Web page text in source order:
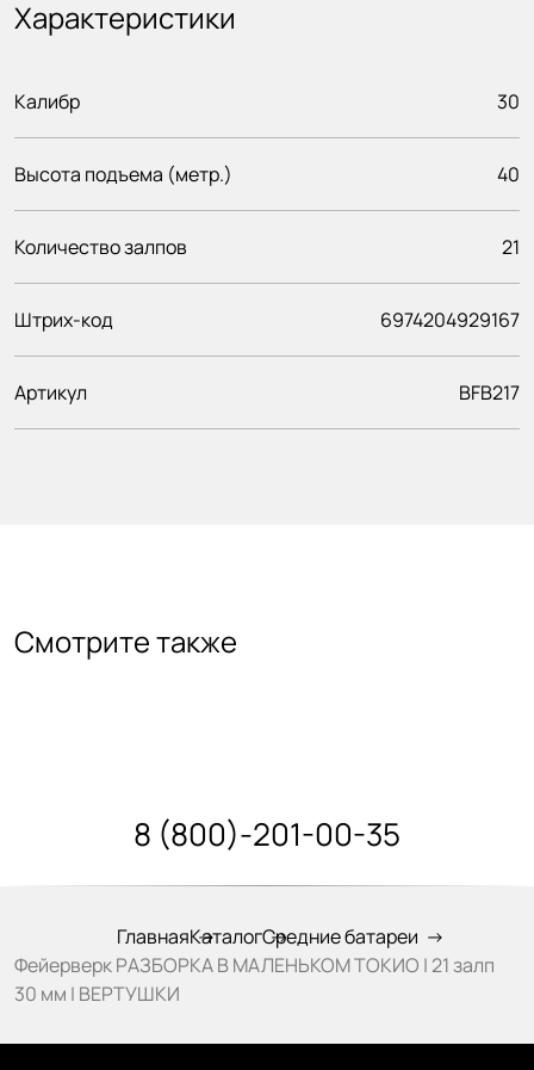
Характеристики
Калибр 30
Высота подъема (метр.) 40
Количество залпов 21
Штрих-код 6974204929167
Артикул BFB217
Смотрите также
8 (800)-201-00-35
ГлавнаяКаталогСредние батареи
Фейерверк РАЗБОРКА В МАЛЕНЬКОМ ТОКИО | 21 залп
30 мм | ВЕРТУШКИ